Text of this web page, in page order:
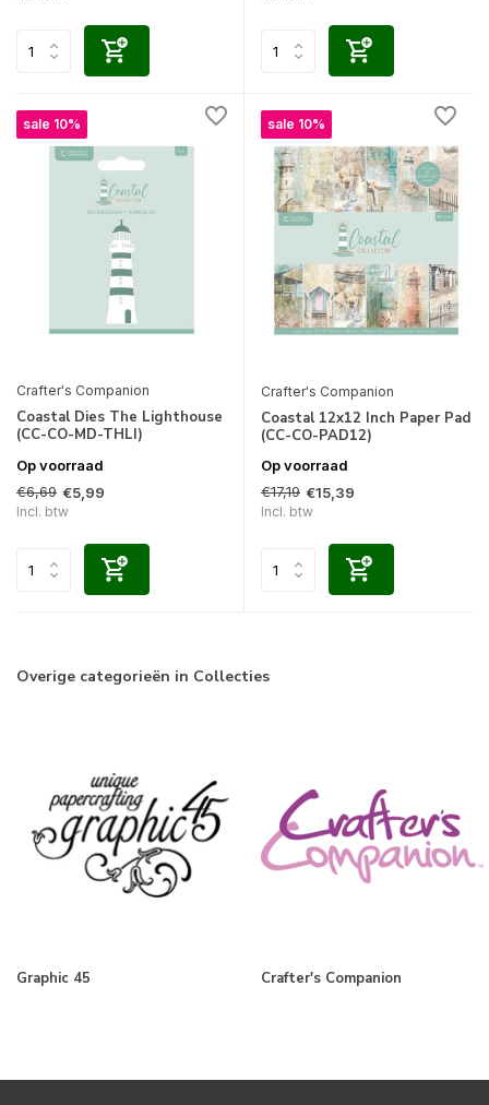
sale 10%
Crafter's Companion
Coastal Dies The Lighthouse
(CC-CO-MD-THLI)
Op voorraad
€6,69 €5,99
Incl. btw
sale 10%
Crafter's Companion
Coastal 12x12 Inch Paper Pad
(CC-CO-PAD12)
Op voorraad
€17,19 €15,39
Incl. btw
Overige categorieën in Collecties
Graphic 45 Crafter's Companion